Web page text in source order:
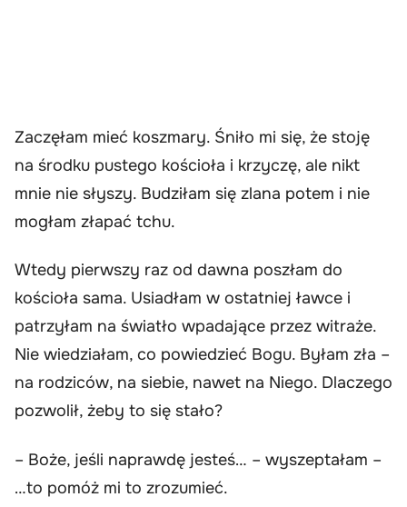
Zaczęłam mieć koszmary. Śniło mi się, że stoję
na środku pustego kościoła i krzyczę, ale nikt
mnie nie słyszy. Budziłam się zlana potem i nie
mogłam złapać tchu.
Wtedy pierwszy raz od dawna poszłam do
kościoła sama. Usiadłam w ostatniej ławce i
patrzyłam na światło wpadające przez witraże.
Nie wiedziałam, co powiedzieć Bogu. Byłam zła –
na rodziców, na siebie, nawet na Niego. Dlaczego
pozwolił, żeby to się stało?
– Boże, jeśli naprawdę jesteś… – wyszeptałam –
…to pomóż mi to zrozumieć.